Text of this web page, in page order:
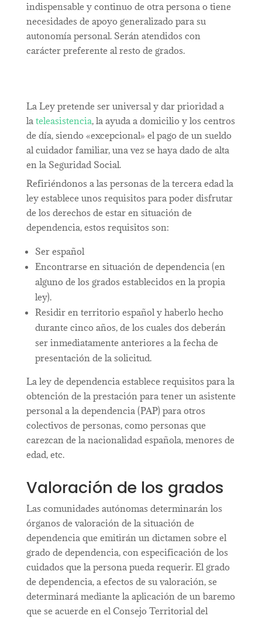
indispensable y continuo de otra persona o tiene
necesidades de apoyo generalizado para su
autonomía personal. Serán atendidos con
carácter preferente al resto de grados.
La Ley pretende ser universal y dar prioridad a
la teleasistencia, la ayuda a domicilio y los centros
de día, siendo «excepcional» el pago de un sueldo
al cuidador familiar, una vez se haya dado de alta
en la Seguridad Social.
Refiriéndonos a las personas de la tercera edad la
ley establece unos requisitos para poder disfrutar
de los derechos de estar en situación de
dependencia, estos requisitos son:
Ser español
Encontrarse en situación de dependencia (en
alguno de los grados establecidos en la propia
ley).
Residir en territorio español y haberlo hecho
durante cinco años, de los cuales dos deberán
ser inmediatamente anteriores a la fecha de
presentación de la solicitud.
La ley de dependencia establece requisitos para la
obtención de la prestación para tener un asistente
personal a la dependencia (PAP​) para otros
colectivos de personas, como personas que
carezcan de la nacionalidad española, menores de
edad, etc.
Valoración de los grados
Las comunidades autónomas determinarán los
órganos de valoración de la situación de
dependencia que emitirán un dictamen sobre el
grado de dependencia, con especificación de los
cuidados que la persona pueda requerir. El grado
de dependencia, a efectos de su valoración, se
determinará mediante la aplicación de un baremo
que se acuerde en el Consejo Territorial del